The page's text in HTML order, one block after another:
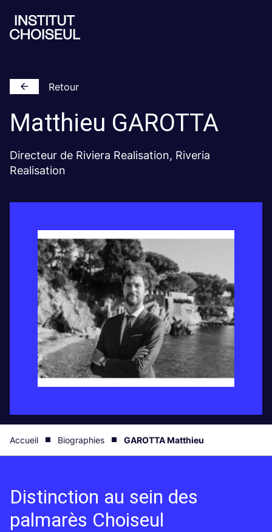
Retour
Matthieu GAROTTA
Directeur de Riviera Realisation, Riveria
Realisation
Accueil Biographies GAROTTA Matthieu
Distinction au sein des
palmarès Choiseul